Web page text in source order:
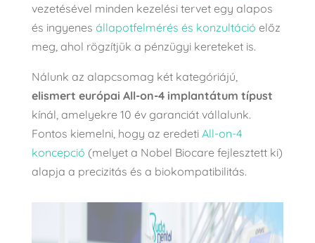
vezetésével minden kezelési tervet egy alapos
és ingyenes állapotfelmérés és konzultáció előz
meg, ahol rögzítjük a pénzügyi kereteket is.
Nálunk az alapcsomag két kategóriájú,
elismert európai All-on-4 implantátum típust
kínál, amelyekre 10 év garanciát vállalunk.
Fontos kiemelni, hogy az eredeti All-on-4
koncepció (melyet a Nobel Biocare fejlesztett ki)
alapja a precizitás és a biokompatibilitás.